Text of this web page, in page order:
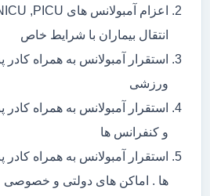
انتقال بیماران با شرایط خاص
استقرار آمبولانس به همراه
ورزشی
استقرار آمبولانس به همراه
و کنفرانس ها
استقرار آمبولانس به همراه
ها . اماکن های دولتی و خصوصی